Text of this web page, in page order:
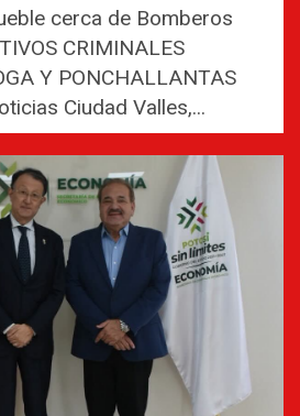
cerca de Bomberos
CRIMINALES
Y PONCHALLANTAS
Ciudad Valles,...